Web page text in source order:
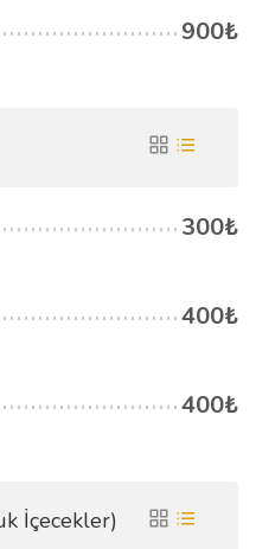
900₺
300₺
400₺
400₺
İçecekler)